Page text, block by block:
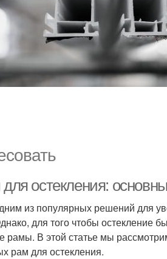
остекления:
из популярных решений для
для того чтобы остекление
рамы. В этой статье мы
рам для остекления.